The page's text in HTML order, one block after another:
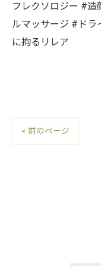
フレクソロジー #
ルマッサージ #ドラ
に拘るリレア
< 前のページ